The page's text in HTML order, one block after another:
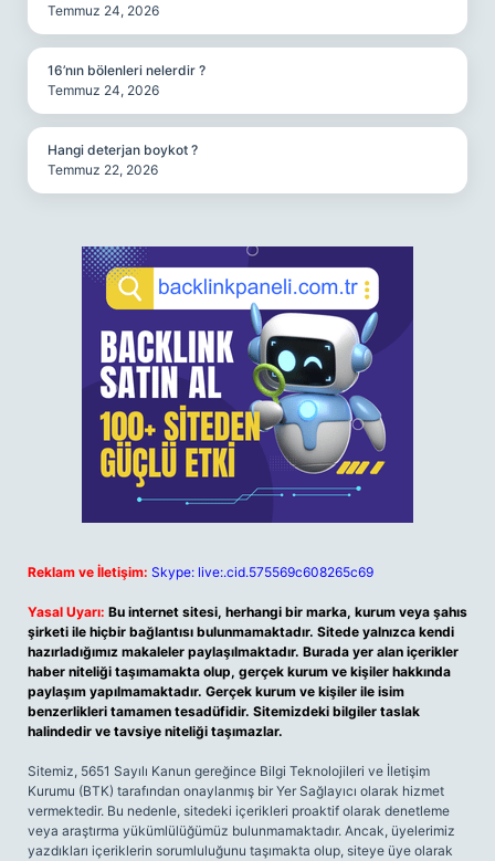
Temmuz 24, 2026
16’nın bölenleri nelerdir ?
Temmuz 24, 2026
Hangi deterjan boykot ?
Temmuz 22, 2026
Reklam ve İletişim: Skype: live:.cid.575569c608265c69
Yasal Uyarı: Bu internet sitesi, herhangi bir marka, kurum veya şahıs
şirketi ile hiçbir bağlantısı bulunmamaktadır. Sitede yalnızca kendi
hazırladığımız makaleler paylaşılmaktadır. Burada yer alan içerikler
haber niteliği taşımamakta olup, gerçek kurum ve kişiler hakkında
paylaşım yapılmamaktadır. Gerçek kurum ve kişiler ile isim
benzerlikleri tamamen tesadüfidir. Sitemizdeki bilgiler taslak
halindedir ve tavsiye niteliği taşımazlar.
Sitemiz, 5651 Sayılı Kanun gereğince Bilgi Teknolojileri ve İletişim
Kurumu (BTK) tarafından onaylanmış bir Yer Sağlayıcı olarak hizmet
vermektedir. Bu nedenle, sitedeki içerikleri proaktif olarak denetleme
veya araştırma yükümlülüğümüz bulunmamaktadır. Ancak, üyelerimiz
yazdıkları içeriklerin sorumluluğunu taşımakta olup, siteye üye olarak